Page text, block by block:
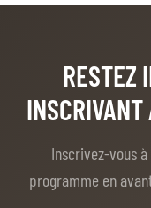
RESTEZ
Inscrivez-vous
programme en